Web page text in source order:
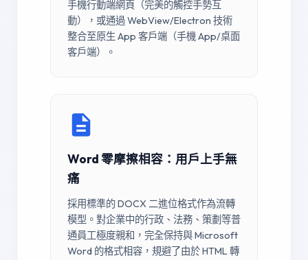
手機行動端網頁（完美的觸控手勢互
動），或通過 WebView/Electron 技術
整合至原生 App 客戶端（手機 App/桌面
客戶端）。
Word 零摩擦相容：用戶上手無
痛
採用標準的 DOCX 二進位格式作為流轉
模型。對企業中的行政、法務、策劃等普
通員工極度親和，完全保持與 Microsoft
Word 的格式相容，規避了由於 HTML 轉